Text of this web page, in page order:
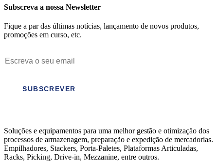
Subscreva a nossa Newsletter
Fique a par das últimas notícias, lançamento de novos produtos,
promoções em curso, etc.
SUBSCREVER
Soluções e equipamentos para uma melhor gestão e otimização dos
processos de armazenagem, preparação e expedição de mercadorias.
Empilhadores, Stackers, Porta-Paletes, Plataformas Articuladas,
Racks, Picking, Drive-in, Mezzanine, entre outros.